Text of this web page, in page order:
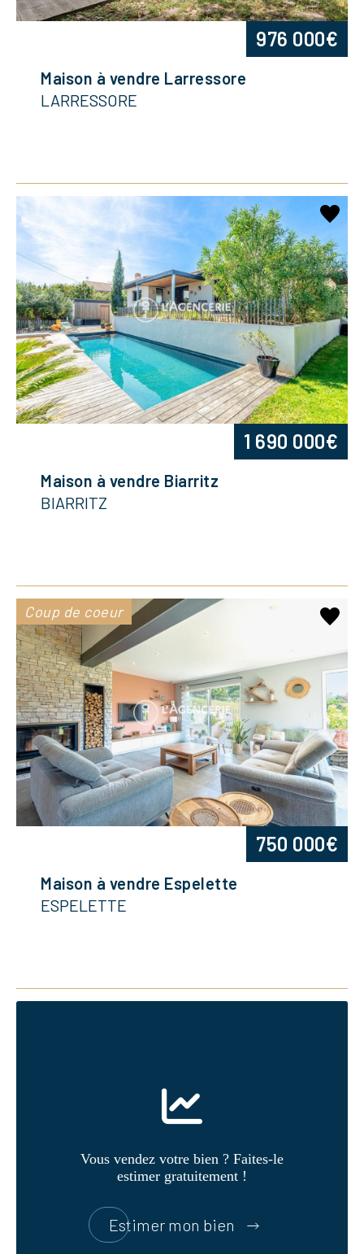
Maison à vendre Larressore
LARRESSORE
976 000€
Maison à vendre Biarritz
BIARRITZ
1 690 000€
Coup de coeur
Maison à vendre Espelette
ESPELETTE
750 000€
Vous vendez votre bien ? Faites-le
estimer gratuitement !
Estimer mon bien